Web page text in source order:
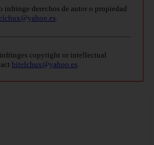
infringe derechos de autor o propiedad
.
copyright or intellectual
bitelchux@yahoo.es.